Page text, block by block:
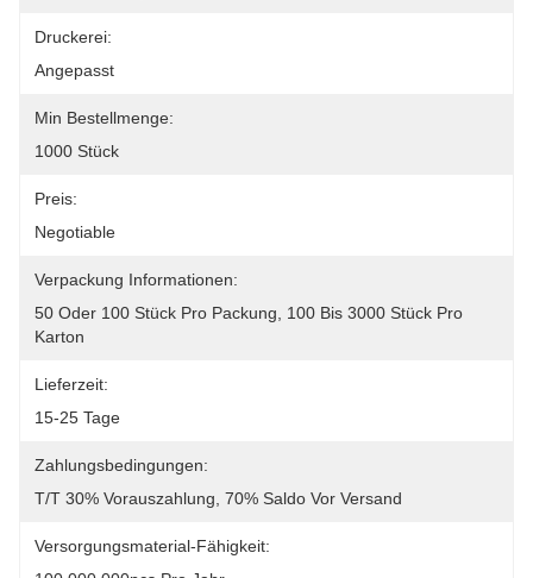
Druckerei:
Angepasst
Min Bestellmenge:
1000 Stück
Preis:
Negotiable
Verpackung Informationen:
50 Oder 100 Stück Pro Packung, 100 Bis 3000 Stück Pro
Karton
Lieferzeit:
15-25 Tage
Zahlungsbedingungen:
T/T 30% Vorauszahlung, 70% Saldo Vor Versand
Versorgungsmaterial-Fähigkeit: